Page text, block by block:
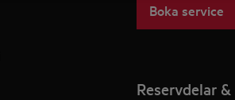
Boka service
Reservdelar